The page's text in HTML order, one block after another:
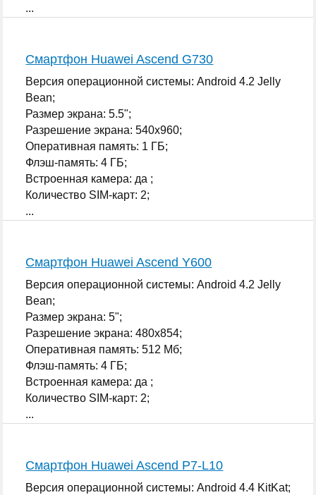
...
Смартфон Huawei Ascend G730
Версия операционной системы: Android 4.2 Jelly
Bean;
Размер экрана: 5.5";
Разрешение экрана: 540x960;
Оперативная память: 1 ГБ;
Флэш-память: 4 ГБ;
Встроенная камера: да ;
Количество SIM-карт: 2;
...
Смартфон Huawei Ascend Y600
Версия операционной системы: Android 4.2 Jelly
Bean;
Размер экрана: 5";
Разрешение экрана: 480x854;
Оперативная память: 512 Мб;
Флэш-память: 4 ГБ;
Встроенная камера: да ;
Количество SIM-карт: 2;
...
Смартфон Huawei Ascend P7-L10
Версия операционной системы: Android 4.4 KitKat;